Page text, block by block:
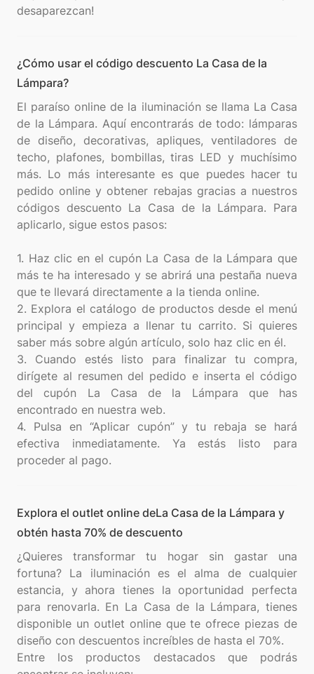
¿Cómo usar el código descuento La Casa de la
Lámpara?
El paraíso online de la iluminación se llama La Casa
de la Lámpara. Aquí encontrarás de todo: lámparas
de diseño, decorativas, apliques, ventiladores de
techo, plafones, bombillas, tiras LED y muchísimo
más. Lo más interesante es que puedes hacer tu
pedido online y obtener rebajas gracias a nuestros
códigos descuento La Casa de la Lámpara. Para
aplicarlo, sigue estos pasos:
1. Haz clic en el cupón La Casa de la Lámpara que
más te ha interesado y se abrirá una pestaña nueva
que te llevará directamente a la tienda online.
2. Explora el catálogo de productos desde el menú
principal y empieza a llenar tu carrito. Si quieres
saber más sobre algún artículo, solo haz clic en él.
3. Cuando estés listo para finalizar tu compra,
dirígete al resumen del pedido e inserta el código
del cupón La Casa de la Lámpara que has
encontrado en nuestra web.
4. Pulsa en “Aplicar cupón” y tu rebaja se hará
efectiva inmediatamente. Ya estás listo para
Explora el outlet online deLa Casa de la Lámpara y
obtén hasta 70% de descuento
¿Quieres transformar tu hogar sin gastar una
fortuna? La iluminación es el alma de cualquier
estancia, y ahora tienes la oportunidad perfecta
para renovarla. En La Casa de la Lámpara, tienes
disponible un outlet online que te ofrece piezas de
diseño con descuentos increíbles de hasta el 70%.
Entre los productos destacados que podrás